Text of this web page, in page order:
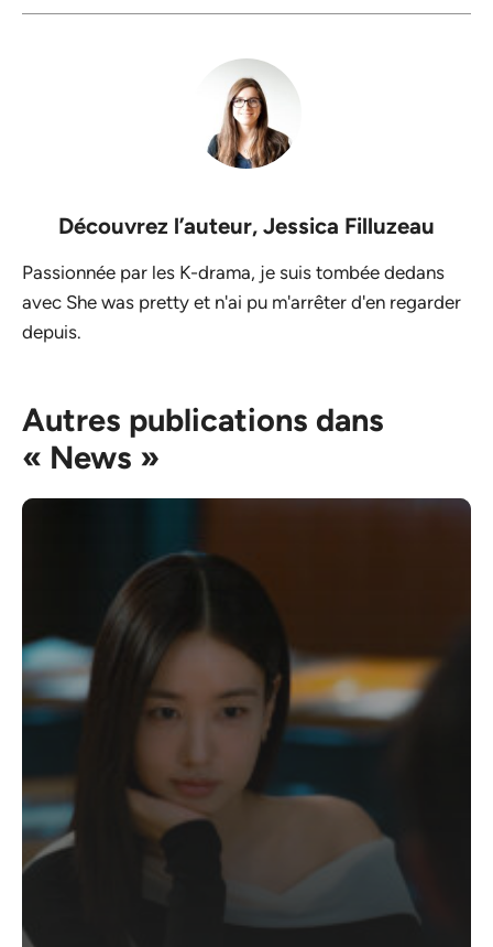
Découvrez l’auteur, Jessica Filluzeau
Passionnée par les K-drama, je suis tombée dedans
avec She was pretty et n'ai pu m'arrêter d'en regarder
depuis.
Autres publications dans
« News »